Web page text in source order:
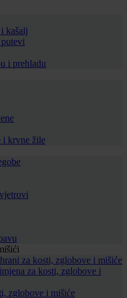
kašalj
i prehladu
i krvne žile
za kosti, zglobove i mišiće
za kosti, zglobove i
zglobove i mišiće